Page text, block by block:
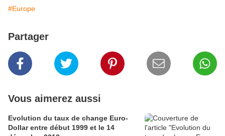
#Europe
Partager
Vous aimerez aussi
Evolution du taux de change Euro-
Dollar entre début 1999 et le 14